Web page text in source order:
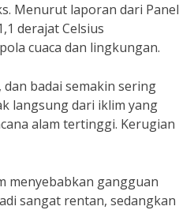
Menurut laporan dari Panel
derajat Celsius
cuaca dan lingkungan.
badai semakin sering
langsung dari iklim yang
alam tertinggi. Kerugian
menyebabkan gangguan
sangat rentan, sedangkan